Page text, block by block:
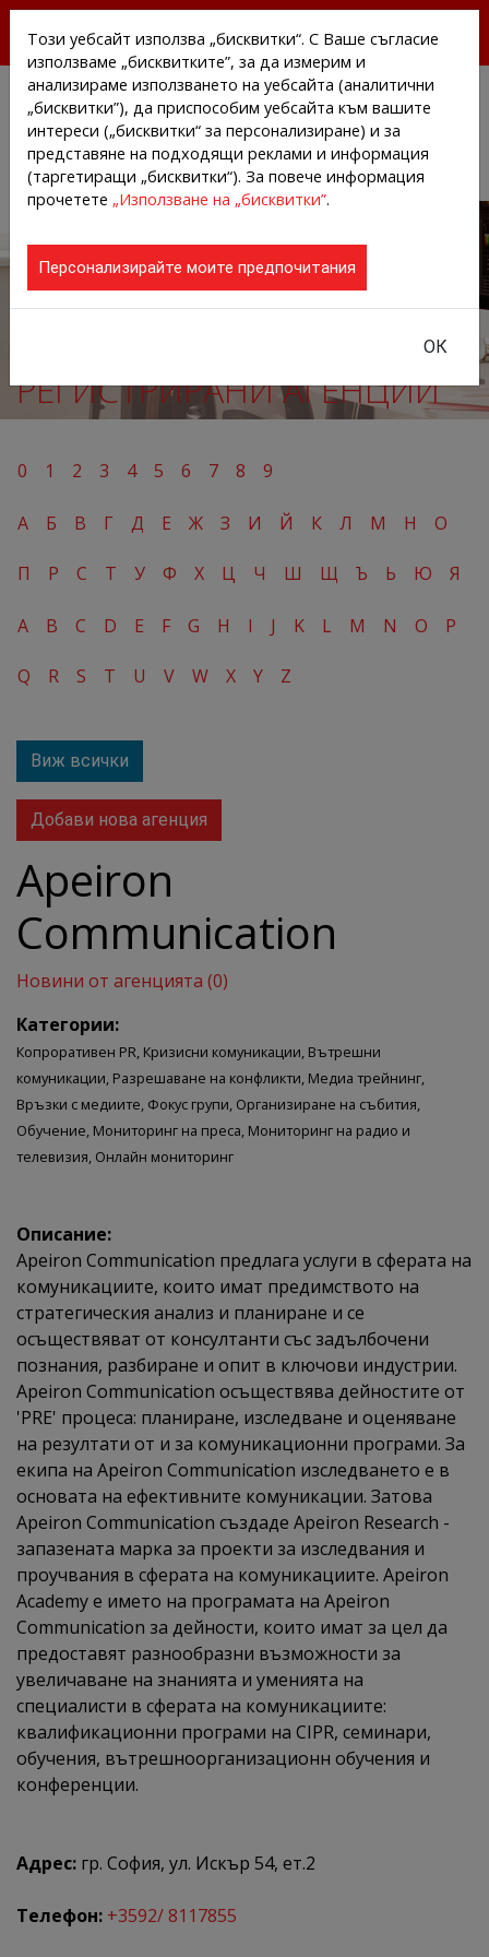
АГЕНЦИИТЕ И КОМПАНИИТЕ
РЕГИСТРИРАНИ АГЕНЦИИ
0 1 2 3 4 5 6 7 8 9
А Б В Г Д Е Ж З И Й К Л М Н О
П Р С Т У Ф Х Ц Ч Ш Щ Ъ Ь Ю Я
A B C D E F G H I J K L M N O P
Q R S T U V W X Y Z
Виж всички
Добави нова агенция
Apeiron
Communication
Новини от агенцията (0)
Категории:
Копроративен PR, Кризисни комуникации, Вътрешни
комуникации, Разрешаване на конфликти, Медиа трейнинг,
Връзки с медиите, Фокус групи, Организиране на събития,
Обучение, Мониторинг на преса, Мониторинг на радио и
телевизия, Онлайн мониторинг
Описание:
Apeiron Communication предлага услуги в сферата на
комуникациите, които имат предимството на
стратегическия анализ и планиране и се
осъществяват от консултанти със задълбочени
познания, разбиране и опит в ключови индустрии.
Apeiron Communication осъществява дейностите от
'PRE' процеса: планиране, изследване и оценяване
на резултати от и за комуникационни програми. За
екипа на Apeiron Communication изследването е в
основата на ефективните комуникации. Затова
Apeiron Communication създаде Apeiron Research -
запазената марка за проекти за изследвания и
проучвания в сферата на комуникациите. Apeiron
Academy е името на програмата на Apeiron
Communication за дейности, които имат за цел да
предоставят разнообразни възможности за
увеличаване на знанията и уменията на
специалисти в сферата на комуникациите:
квалификационни програми на CIPR, семинари,
обучения, вътрешноорганизационн обучения и
конференции.
Адрес: гр. София, ул. Искър 54, ет.2
Телефон: +3592/ 8117855
Този уебсайт използва „бисквитки“. С Ваше съгласие
използваме „бисквитките”, за да измерим и
анализираме използването на уебсайта (аналитични
„бисквитки”), да приспособим уебсайта към вашите
интереси („бисквитки“ за персонализиране) и за
представяне на подходящи реклами и информация
(таргетиращи „бисквитки“). За повече информация
прочетете „Използване на „бисквитки”.
Персонализирайте моите предпочитания
ОК